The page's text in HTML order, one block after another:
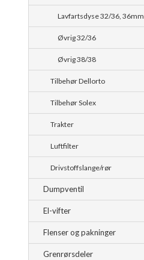
Lavfartsdyse 32/36, 36mm
Øvrig 32/36
Øvrig 38/38
Tilbehør Dellorto
Tilbehør Solex
Trakter
Luftfilter
Drivstoffslange/rør
Dumpventil
El-vifter
Flenser og pakninger
Grenrørsdeler